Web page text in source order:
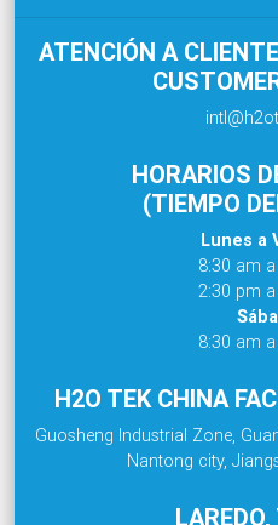
ATENCIÓN A
HORARIOS
(TIEMPO
Lunes a
8:30 am
2:30 pm
8:30 am
H2O TEK CHINA
Guosheng Industrial Zone,
Nantong city,